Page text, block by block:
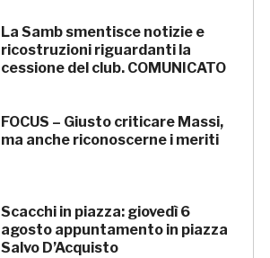
La Samb smentisce notizie e
ricostruzioni riguardanti la
cessione del club. COMUNICATO
FOCUS – Giusto criticare Massi,
ma anche riconoscerne i meriti
Scacchi in piazza: giovedì 6
agosto appuntamento in piazza
Salvo D’Acquisto